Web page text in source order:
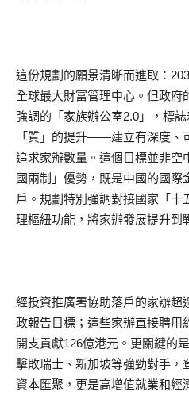
這份規劃的願景清晰而進取：
全球最大財富管理中心。但政府
強調的「家族辦公室2.0」，標
「質」的提升——建立有深度、
追求家辦數量。這個目標並非空
國兩制」優勢，既是中國的國際
戶。規劃特別強調對接國家「
理樞紐功能，將家辦發展提升到
經投資推廣署協助落戶的家辦超
政報告目標；這些家辦直接聘用
開支貢獻126億港元。更關鍵的
擊敗瑞士、新加坡等強勁對手，
資本匯聚，更是高增值就業和經